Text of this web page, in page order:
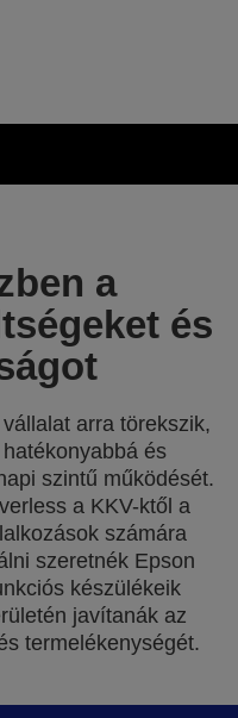
a
és
arra törekszik,
és
szintű működését.
a KKV-ktől a
számára
szeretnék Epson
készülékeik
javítanák az
termelékenységét.